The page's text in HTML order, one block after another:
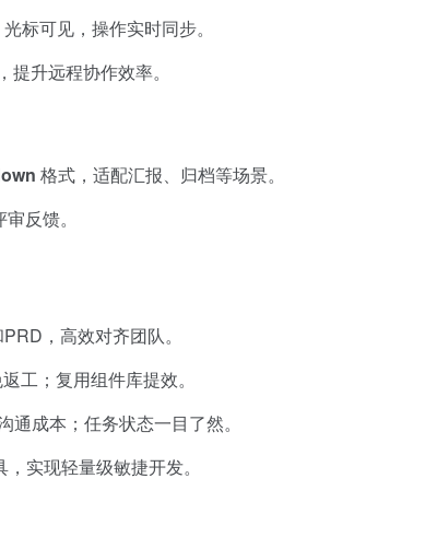
标可见，操作实时同步。
升远程协作效率。
格式，适配汇报、归档等场景。
反馈。
，高效对齐团队。
工；复用组件库提效。
通成本；任务状态一目了然。
实现轻量级敏捷开发。